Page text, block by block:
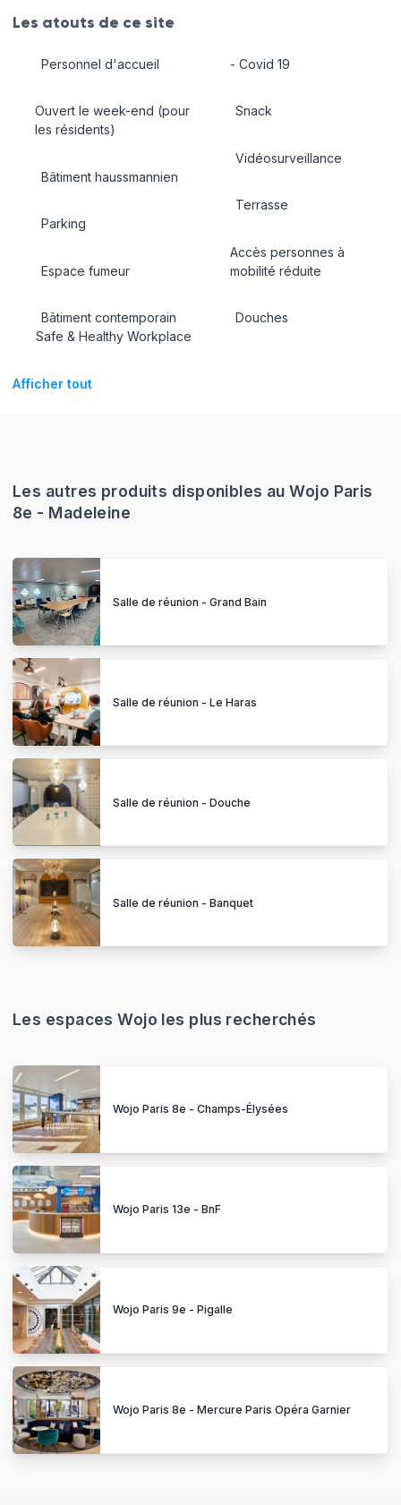
Les atouts de ce site
Personnel d'accueil
Ouvert le week-end (pour
les résidents)
Bâtiment haussmannien
Parking
Espace fumeur
Bâtiment contemporain
Safe & Healthy Workplace
- Covid 19
Snack
Vidéosurveillance
Terrasse
Accès personnes à
mobilité réduite
Douches
Afficher tout
Les autres produits disponibles au Wojo Paris
8e - Madeleine
Salle de réunion - Grand Bain
Salle de réunion - Le Haras
Salle de réunion - Douche
Salle de réunion - Banquet
Les espaces Wojo les plus recherchés
Wojo Paris 8e - Champs-Élysées
Wojo Paris 13e - BnF
Wojo Paris 9e - Pigalle
Wojo Paris 8e - Mercure Paris Opéra Garnier